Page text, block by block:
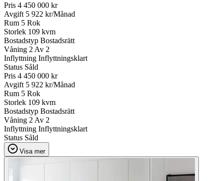
Pris 4 450 000 kr
Avgift 5 922 kr/Månad
Rum 5 Rok
Storlek 109 kvm
Bostadstyp Bostadsrätt
Våning 2 Av 2
Inflyttning Inflyttningsklart
Status Såld
Pris 4 450 000 kr
Avgift 5 922 kr/Månad
Rum 5 Rok
Storlek 109 kvm
Bostadstyp Bostadsrätt
Våning 2 Av 2
Inflyttning Inflyttningsklart
Status Såld
Visa mer